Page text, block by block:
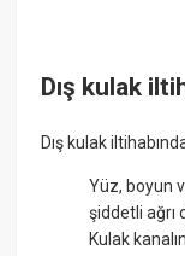
Dış kulak
Dış kulak
Yüz, boyun
şiddetli ağrı
Kulak